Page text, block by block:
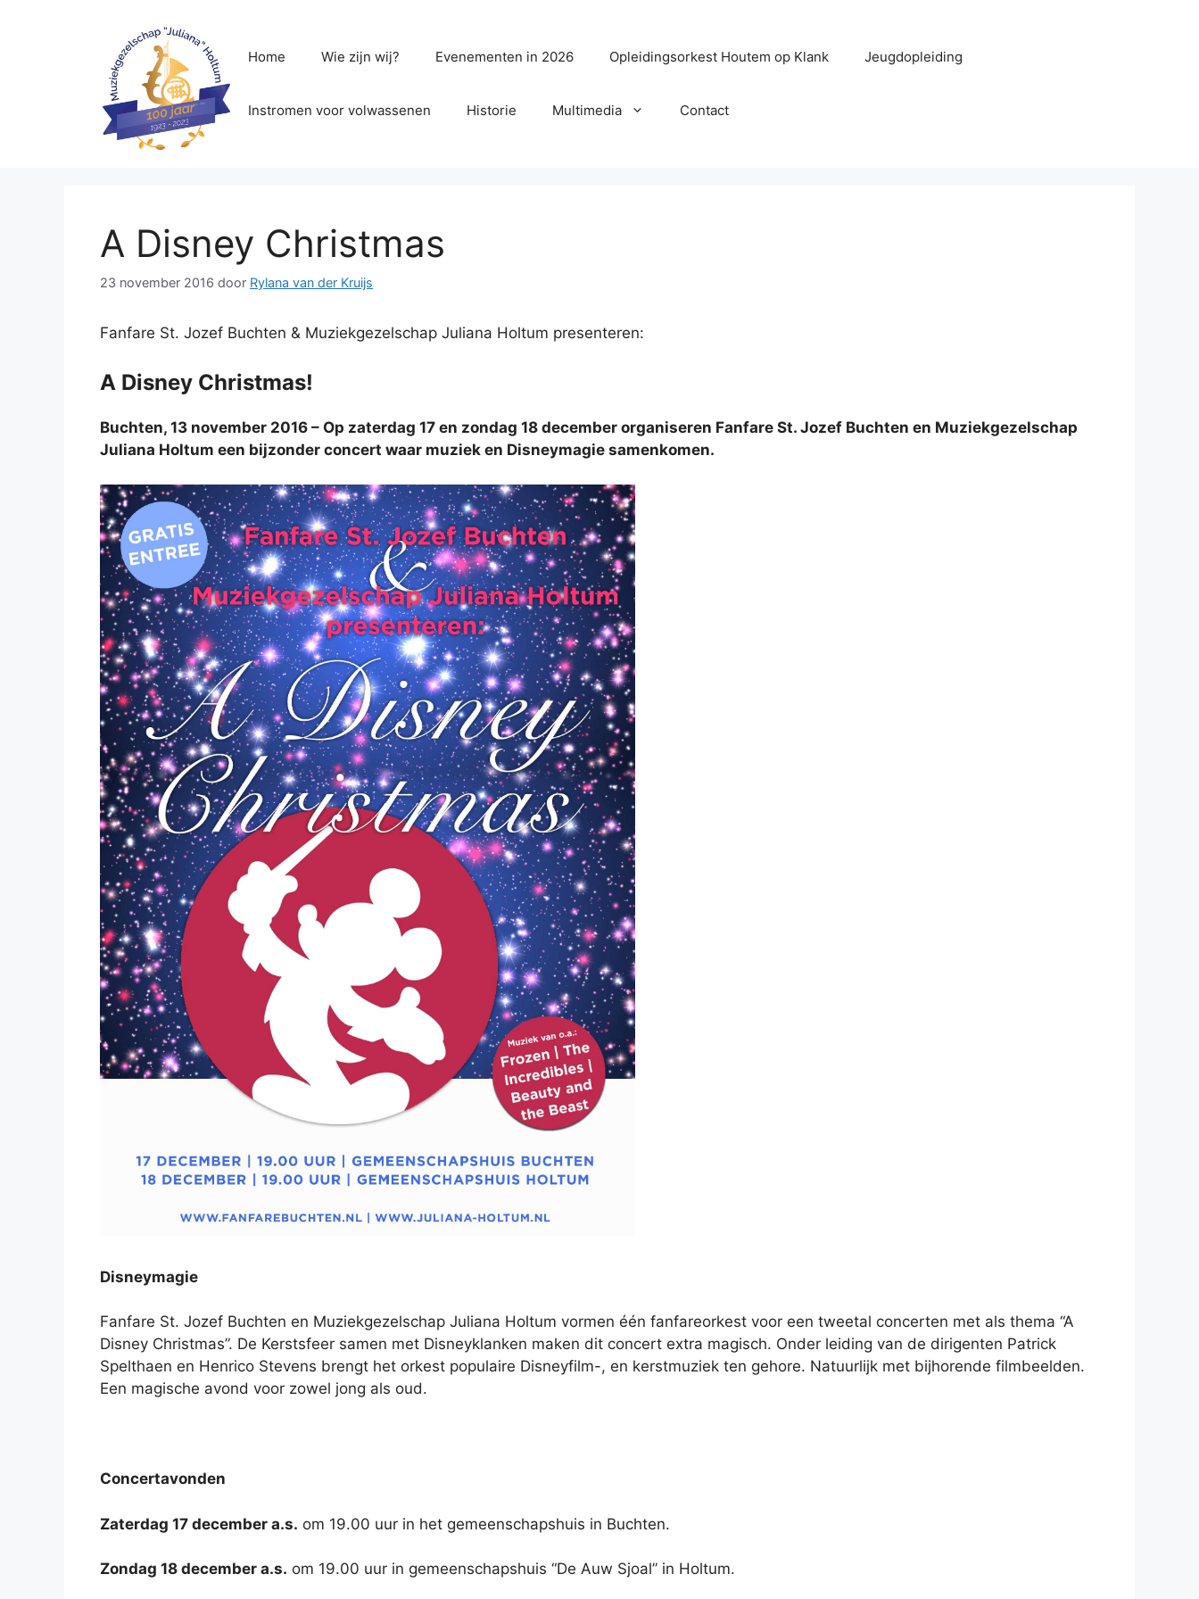
Home Wie zijn wij? Evenementen in 2026 Opleidingsorkest Houtem op Klank Jeugdopleiding
Instromen voor volwassenen Historie Multimedia Contact
A Disney Christmas
23 november 2016 door Rylana van der Kruijs
Fanfare St. Jozef Buchten & Muziekgezelschap Juliana Holtum presenteren:
A Disney Christmas!
Buchten, 13 november 2016 – Op zaterdag 17 en zondag 18 december organiseren Fanfare St. Jozef Buchten en Muziekgezelschap
Juliana Holtum een bijzonder concert waar muziek en Disneymagie samenkomen.
Disneymagie
Fanfare St. Jozef Buchten en Muziekgezelschap Juliana Holtum vormen één fanfareorkest voor een tweetal concerten met als thema “A
Disney Christmas”. De Kerstsfeer samen met Disneyklanken maken dit concert extra magisch. Onder leiding van de dirigenten Patrick
Spelthaen en Henrico Stevens brengt het orkest populaire Disneyfilm-, en kerstmuziek ten gehore. Natuurlijk met bijhorende filmbeelden.
Een magische avond voor zowel jong als oud.
Concertavonden
Zaterdag 17 december a.s. om 19.00 uur in het gemeenschapshuis in Buchten.
Zondag 18 december a.s. om 19.00 uur in gemeenschapshuis “De Auw Sjoal” in Holtum.